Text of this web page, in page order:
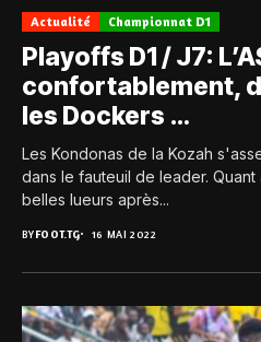
Actualité Championnat D1
Playoffs D1 / J7:
confortablement,
les Dockers …
Les Kondonas de la Kozah
dans le fauteuil de leader.
belles lueurs après...
BYFOOT.TG 16 MAI 2022